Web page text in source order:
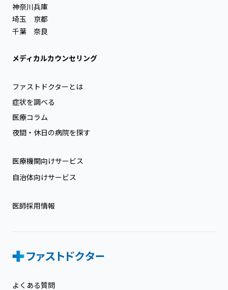
神奈川
埼玉
千葉
兵庫
京都
奈良
メディカルカウンセリング
ファストドクターとは
症状を調べる
医療コラム
夜間・休日の病院を探す
医療機関向けサービス
自治体向けサービス
医師採用情報
よくある質問